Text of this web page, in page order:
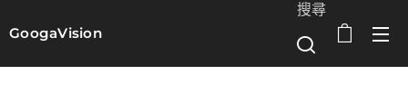
GoogaVision
搜尋